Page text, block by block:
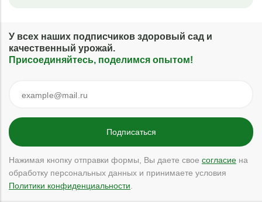
У всех наших подписчиков здоровый сад и
качественный урожай.
Присоединяйтесь, поделимся опытом!
Нажимая кнопку отправки формы, Вы даете свое согласие на
обработку персональных данных и принимаете условия
Политики конфиденциальности